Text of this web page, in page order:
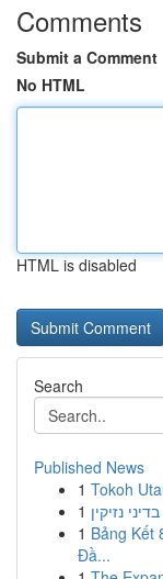
Comments
Submit a Comment
No HTML
HTML is disabled
Search
Published News
1 Tokoh
1 נזיקין
1 Bảng Kết
Đầ...